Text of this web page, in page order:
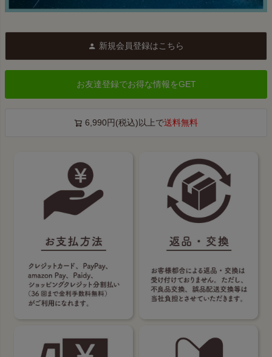
新規会員登録はこちら
お友達登録でお得な情報をGET
6,990円(税込)以上で送料無料